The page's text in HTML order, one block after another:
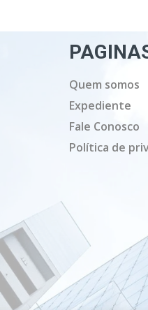
Quem somos
Expediente
Fale Conosco
Política de